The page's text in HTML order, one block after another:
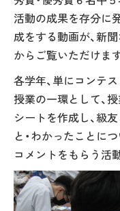
活動の成果を存分に
成をする動画が、新
からご覧いただけます
各学年、単にコンテ
授業の一環として、
シートを作成し、級
と・わかったことに
コメントをもらう活